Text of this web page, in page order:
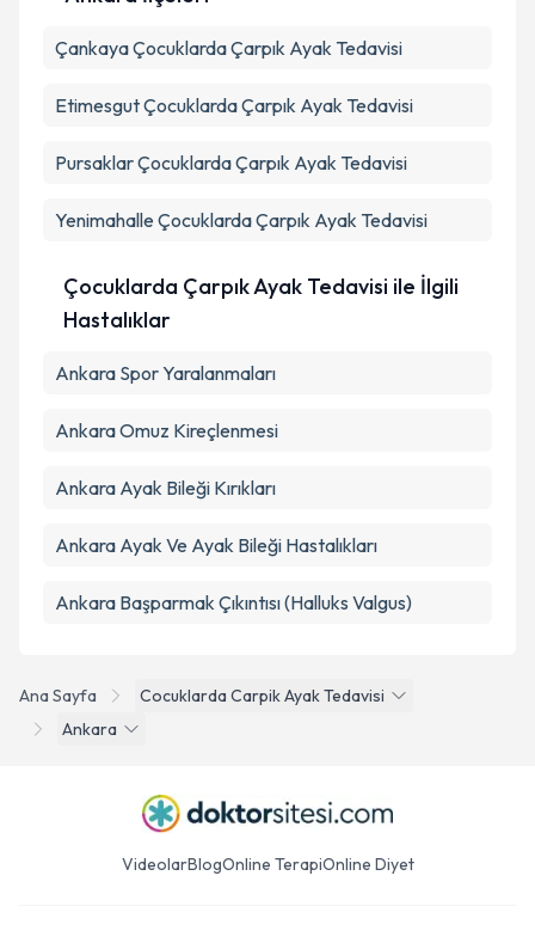
Kişisel verilerimin işlenmesine ilişkinAydınlatma
kapsamda işlenmesini kabul ediyorum.
Takvim Talebini Gönder
Ana Sayfa
Cocuklarda Carpik Ayak Tedavisi
Ankara
ÇankayaÇocuklarda Çarpık Ayak Tedavisi
EtimesgutÇocuklarda Çarpık Ayak Tedavisi
PursaklarÇocuklarda Çarpık Ayak Tedavisi
Yenimahalle Çocuklarda Çarpık Ayak Tedavisi
Çocuklarda Çarpık Ayak Tedavisi ile İlgili
Hastalıklar
Ankara Spor Yaralanmaları
Ankara Omuz Kireçlenmesi
Ankara Ayak Bileği Kırıkları
Ankara Ayak Ve Ayak Bileği Hastalıkları
Ankara Başparmak Çıkıntısı (Halluks Valgus)
VideolarBlogOnline TerapiOnline Diyet